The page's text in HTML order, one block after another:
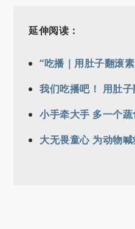
延伸阅读：
“吃播｜用肚子翻滚
我们吃播吧！ 用肚
小手牵大手 多一个
大无畏童心 为动物